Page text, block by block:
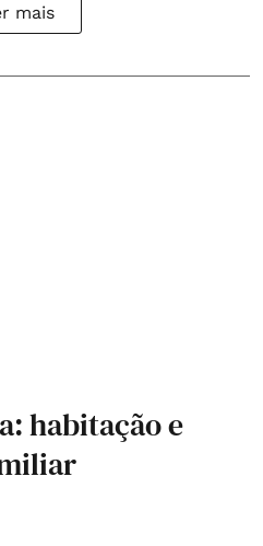
mais
habitação e